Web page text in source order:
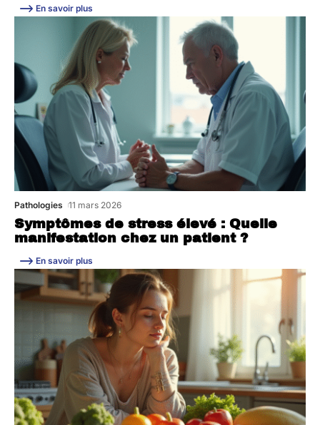
En savoir plus
Symptômes de stress élevé : Quelle
manifestation chez un patient ?
Pathologies 11 mars 2026
En savoir plus